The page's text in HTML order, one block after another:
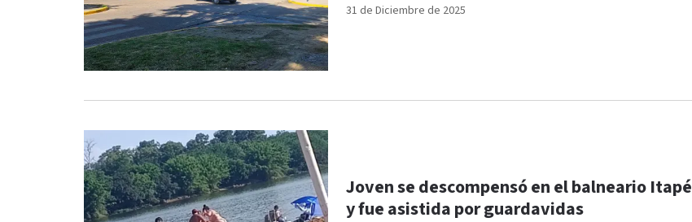
31 de Diciembre de 2025
Joven se descompensó en el balneario Itapé
y fue asistida por guardavidas